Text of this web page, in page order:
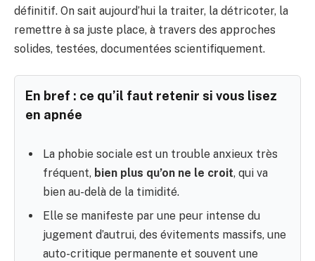
définitif. On sait aujourd’hui la traiter, la détricoter, la
remettre à sa juste place, à travers des approches
solides, testées, documentées scientifiquement.
En bref : ce qu’il faut retenir si vous lisez
en apnée
La phobie sociale est un trouble anxieux très
fréquent, bien plus qu’on ne le croit, qui va
bien au-delà de la timidité.
Elle se manifeste par une peur intense du
jugement d’autrui, des évitements massifs, une
auto-critique permanente et souvent une